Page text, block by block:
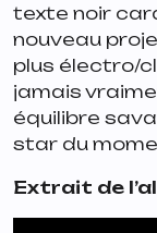
texte noir
nouveau
plus électro/
jamais
équilibre
star du
Extrait de